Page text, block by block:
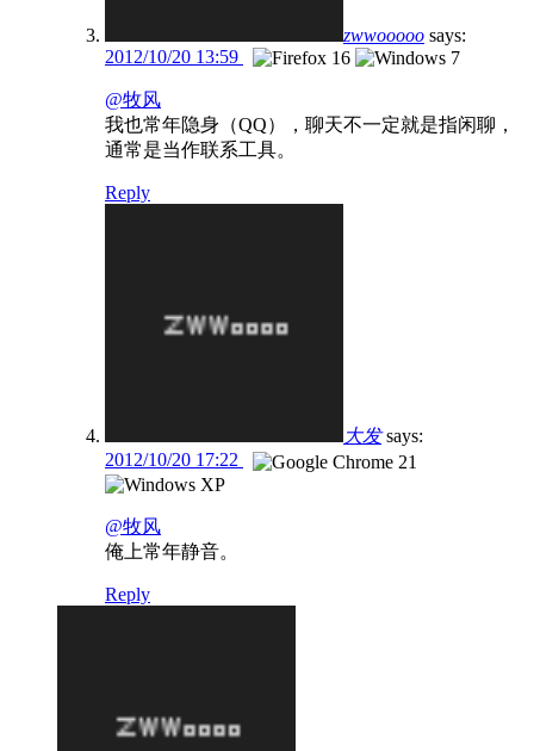
zwwooooo says:
2012/10/20 13:59
@牧风
我也常年隐身（QQ），聊天不一定就是指闲聊，
通常是当作联系工具。
Reply
大发 says:
2012/10/20 17:22
@牧风
俺上常年静音。
Reply